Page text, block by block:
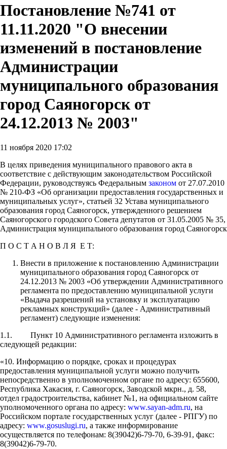
Постановление №741 от
11.11.2020 "О внесении
изменений в постановление
Администрации
муниципального образования
город Саяногорск от
24.12.2013 № 2003"
11 ноября 2020 17:02
В целях приведения муниципального правового акта в
соответствие с действующим законодательством Российской
Федерации, руководствуясь Федеральным законом от 27.07.2010
№ 210-ФЗ «Об организации предоставления государственных и
муниципальных услуг», статьей 32 Устава муниципального
образования город Саяногорск, утвержденного решением
Саяногорского городского Совета депутатов от 31.05.2005 № 35,
Администрация муниципального образования город Саяногорск
П О С Т А Н О В Л Я Е Т:
Внести в приложение к постановлению Администрации
муниципального образования город Саяногорск от
24.12.2013 № 2003 «Об утверждении Административного
регламента по предоставлению муниципальной услуги
«Выдача разрешений на установку и эксплуатацию
рекламных конструкций» (далее - Административный
регламент) следующие изменения:
1.1. Пункт 10 Административного регламента изложить в
следующей редакции:
«10. Информацию о порядке, сроках и процедурах
предоставления муниципальной услуги можно получить
непосредственно в уполномоченном органе по адресу: 655600,
Республика Хакасия, г. Саяногорск, Заводской мкрн., д. 58,
отдел градостроительства, кабинет №1, на официальном сайте
уполномоченного органа по адресу: www.sayan-adm.ru, на
Российском портале государственных услуг (далее - РПГУ) по
адресу: www.gosuslugi.ru, а также информирование
осуществляется по телефонам: 8(39042)6-79-70, 6-39-91, факс:
8(39042)6-79-70.